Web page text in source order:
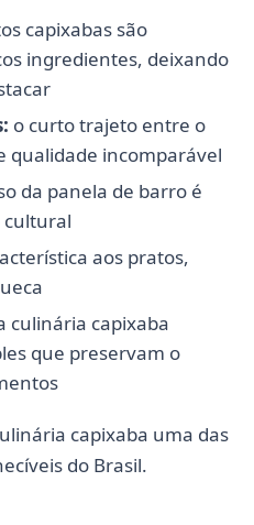
capixabas são
ingredientes, deixando
o curto trajeto entre o
qualidade incomparável
da panela de barro é
aos pratos,
culinária capixaba
que preservam o
capixaba uma das
do Brasil.